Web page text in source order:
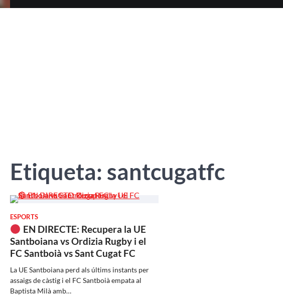
Etiqueta: santcugatfc
ESPORTS
EN DIRECTE: Recupera la UE
Santboiana vs Ordizia Rugby i el
FC Santboià vs Sant Cugat FC
La UE Santboiana perd als últims instants per
assaigs de càstig i el FC Santboià empata al
Baptista Milà amb…